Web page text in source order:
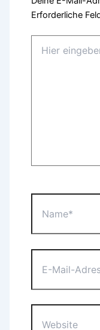
Erforderliche
eingeben…
Mail-